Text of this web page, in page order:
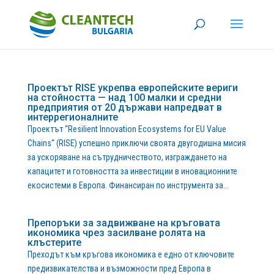
Проектът RISE укрепва европейските вериги
на стойността — над 100 малки и средни
предприятия от 20 държави напредват в
интеррегионалните
Проектът “Resilient Innovation Ecosystems for EU Value
Chains“ (RISE) успешно приключи своята двугодишна мисия
за ускоряване на сътрудничеството, изграждането на
капацитет и готовността за инвестиции в иновационните
екосистеми в Европа. Финансиран по инструмента за...
Препоръки за задвижване на кръговата
икономика чрез засилване ролята на
клъстерите
Преходът към кръгова икономика е едно от ключовите
предизвикателства и възможности пред Европа в